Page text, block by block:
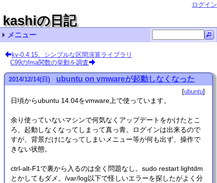
ログイン
kashiの日記
メニュー
最近の記事一覧
kv-0.4.62
kv-0.4.61
kv-0.4.60
kv-0.4.59
非正規化数の計算は遅い？
最近のコメント一覧
Ubuntu 24.04 インストール (リンク集) cupmen
Ubuntu LinuxでVMware Workstation pro/playerを
使うときの注意 qwaxgo
Ubuntu 20.04 インストール (8) Kuni
Ubuntu 20.04のBLAS (dgemm) をベンチマーク 名無
し
Ubuntu LinuxでVMware Workstation pro/playerを
使うときの注意 chmick
タグリスト
精度保証 (111)
ubuntu (73)
その他 (10)
自転車 (1)
kv-0.4.15、シンプルな区間演算ライブラリ
C99のfma関数の挙動を調査
2014/12/14(日) ubuntu on vmwareが起動しなくなった
ubuntu
日頃からubuntu 14.04をvmware上で使っています。
余り使っていないマシンで何気なくアップデートをかけたとこ
ろ、起動しなくなってしまって真っ青。ログインは出来るので
すが、背景だけになってしまいメニュー等が何も出ず、操作で
きない状態。
ctrl-alt-F1で裏から入るのは全く問題なし。sudo restart lightdm
とかしてもダメ。/var/log以下で怪しいエラーを探したがよく分